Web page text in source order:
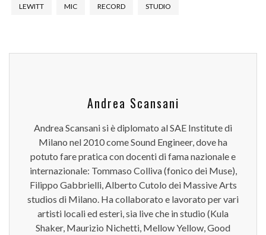
LEWITT MIC RECORD STUDIO
Andrea Scansani
Andrea Scansani si è diplomato al SAE Institute di
Milano nel 2010 come Sound Engineer, dove ha
potuto fare pratica con docenti di fama nazionale e
internazionale: Tommaso Colliva (fonico dei Muse),
Filippo Gabbrielli, Alberto Cutolo dei Massive Arts
studios di Milano. Ha collaborato e lavorato per vari
artisti locali ed esteri, sia live che in studio (Kula
Shaker, Maurizio Nichetti, Mellow Yellow, Good